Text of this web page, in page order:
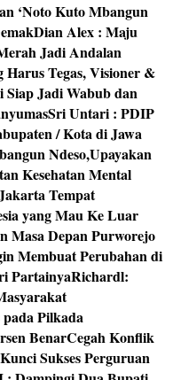
‘Noto Kuto Mbangun
Dian Alex : Maju
Jadi Andalan
Harus Tegas, Visioner &
Siap Jadi Wabub dan
Sri Untari : PDIP
/ Kota di Jawa
Ndeso,Upayakan
Kesehatan Mental
Tempat
yang Mau Ke Luar
Masa Depan Purworejo
Membuat Perubahan di
PartainyaRichardl:
pada Pilkada
BenarCegah Konflik
Sukses Perguruan